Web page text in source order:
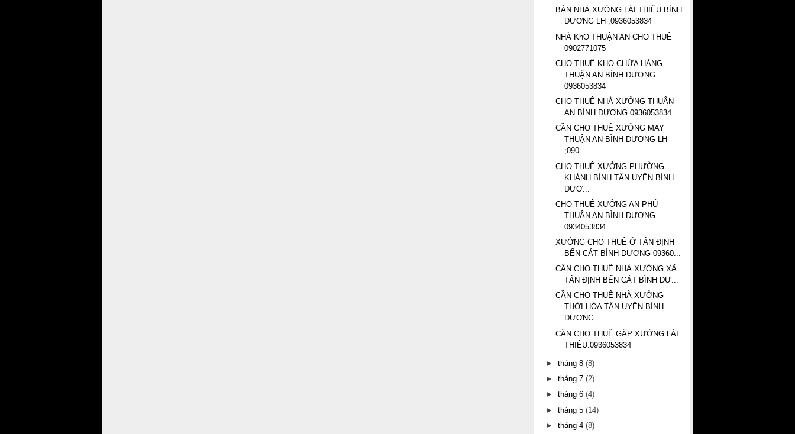
BÁN NHÀ XƯỞNG LÁI THIÊU BÌNH
DƯƠNG LH ;0936053834
NHÀ KhO THUẬN AN CHO THUÊ
0902771075
CHO THUÊ KHO CHỨA HÀNG
THUẬN AN BÌNH DƯƠNG
0936053834
CHO THUÊ NHÀ XƯỞNG THUẬN
AN BÌNH DƯƠNG 0936053834
CẦN CHO THUÊ XƯỞNG MAY
THUẬN AN BÌNH DƯƠNG LH
;090...
CHO THUÊ XƯỞNG PHƯỜNG
KHÁNH BÌNH TÂN UYÊN BÌNH
DƯƠ...
CHO THUÊ XƯỞNG AN PHÚ
THUẬN AN BÌNH DƯƠNG
0934053834
XƯỞNG CHO THUÊ Ở TÂN ĐỊNH
BẾN CÁT BÌNH DƯƠNG 09360...
CẦN CHO THUÊ NHÀ XƯỞNG XÃ
TÂN ĐỊNH BẾN CÁT BÌNH DƯ...
CẦN CHO THUÊ NHÀ XƯỞNG
THỚI HÒA TÂN UYÊN BÌNH
DƯƠNG
CẦN CHO THUÊ GẤP XƯỞNG LÁI
THIÊU.0936053834
►tháng 8(8)
►tháng 7(2)
►tháng 6(4)
►tháng 5(14)
►tháng 4(8)